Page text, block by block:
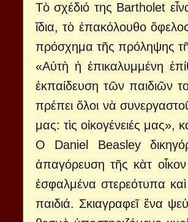
Τὸ σχέδιό της Bartholet
ἴδια, τὸ ἐπακόλουθο
πρόσχημα τῆς πρόληψης
«Αὐτὴ ἡ ἐπικαλυμμένη
ἐκπαίδευση τῶν παιδιῶν
πρέπει ὅλοι νὰ
μας: τὶς οἰκογένειές μας»,
Ο Daniel Beasley
ἀπαγόρευση τῆς κὰτ
ἐσφαλμένα στερεότυπα
παιδιά. Σκιαγραφεῖ ἕνα